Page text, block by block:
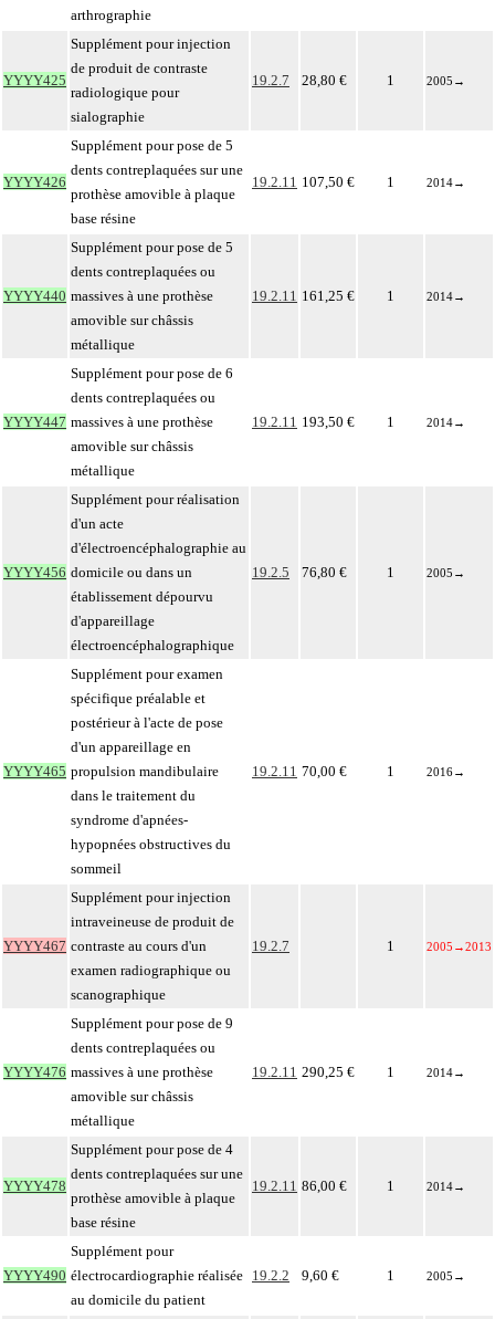
arthrographie
YYYY425
Supplément pour injection
de produit de contraste
radiologique pour
sialographie
19.2.7 28,80 € 1 2005 →
YYYY426
Supplément pour pose de 5
dents contreplaquées sur une
prothèse amovible à plaque
base résine
19.2.11 107,50 € 1 2014→
YYYY440
Supplément pour pose de 5
dents contreplaquées ou
massives à une prothèse
amovible sur châssis
métallique
19.2.11 161,25 € 1 2014→
YYYY447
Supplément pour pose de 6
dents contreplaquées ou
massives à une prothèse
amovible sur châssis
métallique
19.2.11 193,50 € 1 2014→
YYYY456
Supplément pour réalisation
d'un acte
d'électroencéphalographie au
domicile ou dans un
établissement dépourvu
d'appareillage
électroencéphalographique
19.2.5 76,80 € 1 2005 →
YYYY465
Supplément pour examen
spécifique préalable et
postérieur à l'acte de pose
d'un appareillage en
propulsion mandibulaire
dans le traitement du
syndrome d'apnées-
hypopnées obstructives du
sommeil
19.2.11 70,00 € 1 2016→
YYYY467
Supplément pour injection
intraveineuse de produit de
contraste au cours d'un
examen radiographique ou
scanographique
19.2.7 1 2005 →2013
YYYY476
Supplément pour pose de 9
dents contreplaquées ou
massives à une prothèse
amovible sur châssis
métallique
19.2.11 290,25 € 1 2014→
YYYY478
Supplément pour pose de 4
dents contreplaquées sur une
prothèse amovible à plaque
base résine
19.2.11 86,00 € 1 2014→
YYYY490
Supplément pour
électrocardiographie réalisée
au domicile du patient
19.2.2 9,60 € 1 2005 →